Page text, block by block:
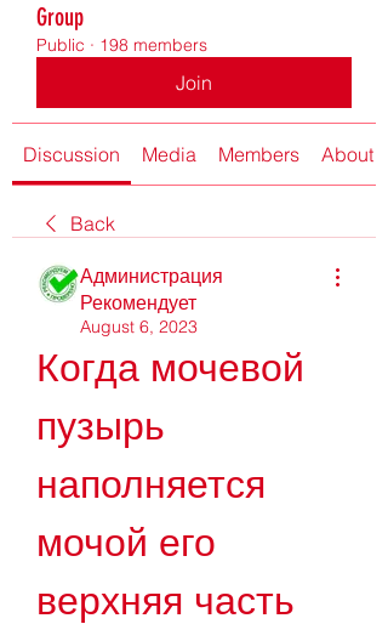
Group
Public · 198 members
Join
Discussion Media Members About
Back
Администрация
Рекомендует
August 6, 2023
Когда мочевой
пузырь
наполняется
мочой его
верхняя часть